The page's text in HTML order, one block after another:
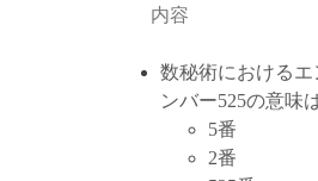
内容
数秘術におけるエ
ンバー525の意味
5番
2番